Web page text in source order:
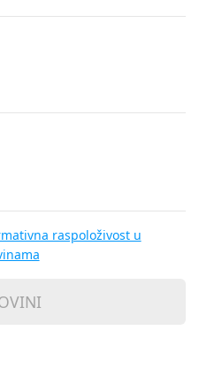
raspoloživost u